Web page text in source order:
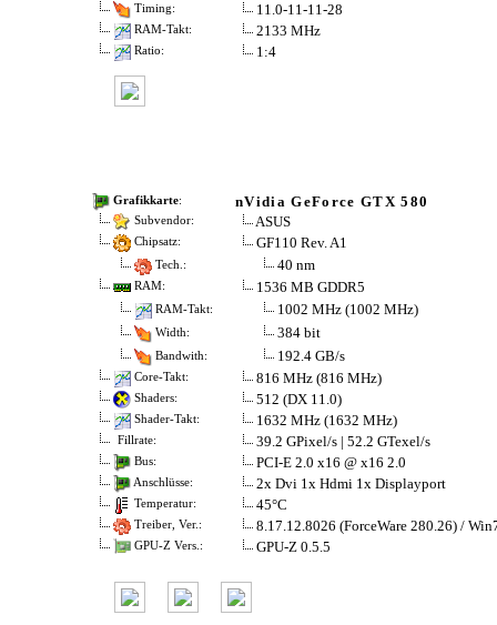
Timing: 11.0-11-11-28
RAM-Takt: 2133 MHz
Ratio: 1:4
Grafikkarte: nVidia GeForce GTX 580
Subvendor: ASUS
Chipsatz: GF110 Rev. A1
Tech.: 40 nm
RAM: 1536 MB GDDR5
RAM-Takt: 1002 MHz (1002 MHz)
Width: 384 bit
Bandwith: 192.4 GB/s
Core-Takt: 816 MHz (816 MHz)
Shaders: 512 (DX 11.0)
Shader-Takt: 1632 MHz (1632 MHz)
Fillrate: 39.2 GPixel/s | 52.2 GTexel/s
Bus: PCI-E 2.0 x16 @ x16 2.0
Anschlüsse: 2x Dvi 1x Hdmi 1x Displayport
Temperatur: 45°C
Treiber, Ver.: 8.17.12.8026 (ForceWare 280.26) /
GPU-Z Vers.: GPU-Z 0.5.5